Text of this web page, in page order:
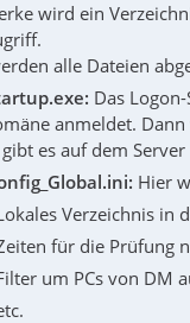
wird ein
alle Dateien
Das
anmeldet.
es auf dem
Hier
Verzeichnis in
für die Prüfung
um PCs von DM